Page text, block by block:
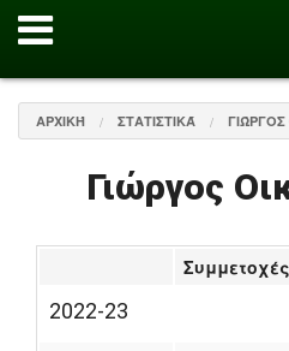
ΑΡΧΙΚΉ ΣΤΑΤΙΣΤΙΚΆ
Γιώργος
Συμμετοχές
2022-23